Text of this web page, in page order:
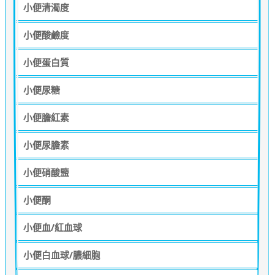
小便清濁度
小便酸鹼度
小便蛋白質
小便尿糖
小便膽紅素
小便尿膽素
小便硝酸盬
小便酮
小便血/紅血球
小便白血球/膿細胞